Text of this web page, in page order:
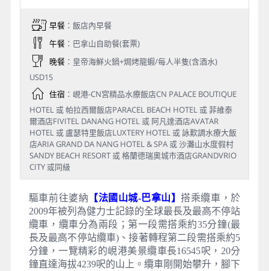
早餐：飯店內早餐
午餐：巴拿山自助餐(套票)
晚餐：皇帝海鮮火鍋+焗烤龍蝦/每人半隻(含酒水)
USD15
住宿：峴港-CN宮精品水療飯店CN PALACE BOUTIQUE
HOTEL 或 帕拉西爾飯店PARACEL BEACH HOTEL 或 菲維泰
爾酒店FIVITEL DANANG HOTEL 或 阿凡達酒店AVATAR
HOTEL 或 盧瑟特里飯店LUXTERY HOTEL 或 詠歎調水療大飯
店ARIA GRAND DA NANG HOTEL & SPA 或 沙灘山水度假村
SANDY BEACH RESORT 或 格蘭德瑞奧城市酒店GRANDVRIO
CITY 或同級
驅車前往婆納 【法國山城-巴拿山】搭乘纜車，於
2009年被列為健力士記錄的全球最長及最高不停站
纜車，纜車分為兩段；第一段需搭乘約35分鐘(最
長及最高不停站纜車)、接著轉程第二段需搭乘約5
分鐘，一覽精彩的峴港美景纜車長16545呎，20分
鐘直達海拔4239呎的山上。纜車剛開始攀升，腳下